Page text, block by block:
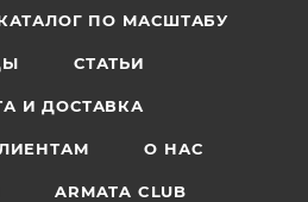
ПО МАСШТАБУ
СТАТЬИ
И ДОСТАВКА
О НАС
ARMATA CLUB